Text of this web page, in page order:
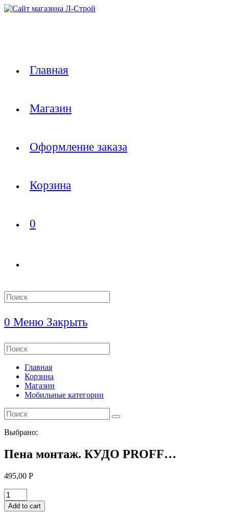
Перейти
Главная
Магазин
Оформление заказа
Корзина
0
Search
this
0 Меню Закрыть
Search
this
websiteГлавная
Корзина
Магазин
Мобильные категории
Выбрано:
Пена монтаж. КУДО PROFF…
495,00 Р
Пена
монтаж.
КУДО
Add to cart